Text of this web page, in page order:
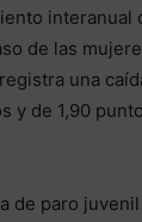
interanual
de las
una
y de 1,90
de paro